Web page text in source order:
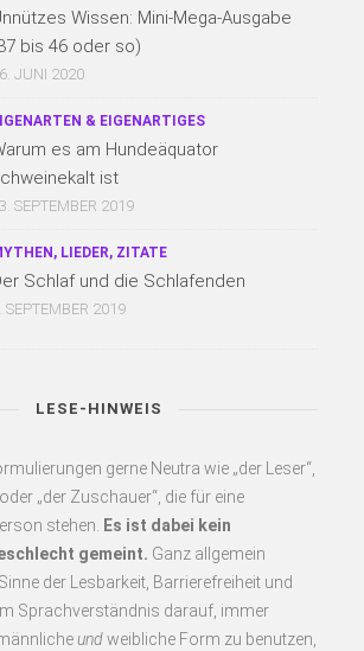
Wissen: Mini-Mega-Ausgabe
bis 46 oder so)
JUNI 2020
& EIGENARTIGES
es am Hundeäquator
ist
SEPTEMBER 2019
LIEDER, ZITATE
Schlaf und die Schlafenden
SEPTEMBER 2019
LESE-HINWEIS
gerne Neutra wie „der Leser“,
„der Zuschauer“, die für eine
stehen. Es ist dabei kein
gemeint. Ganz allgemein
der Lesbarkeit, Barrierefreiheit und
Sprachverständnis darauf, immer
undweibliche Form zu benutzen,